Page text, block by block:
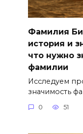
Фамилия
история и
что нужно
фамилии
Исследуем
значимость
0 51